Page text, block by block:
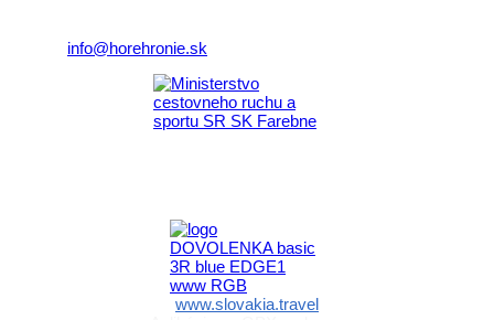
info@horehronie.sk
www.slovakia.travel